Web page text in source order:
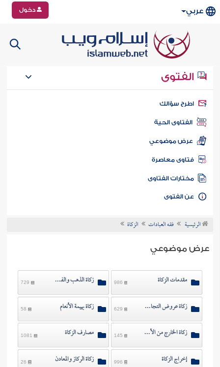
عربي دخول
الفتوى
سؤالك
الفتاوى الحية
عرض موضوعي
فتاوى معاصرة
مختارات الفتاوى
الفتوى
الرئيسية فقه العبادات الزكاة
عرض موضوعي
مقدمات الزكاة زكاة الذهب والفضة والنقود 729
زكاة عروض التجارة والأسهم زكاة بهيمة الأنعام 58
زكاة الخارج من الأرض مصارف الزكاة 1081
إخراج الزكاة زكاة الركاز والمعادن 26